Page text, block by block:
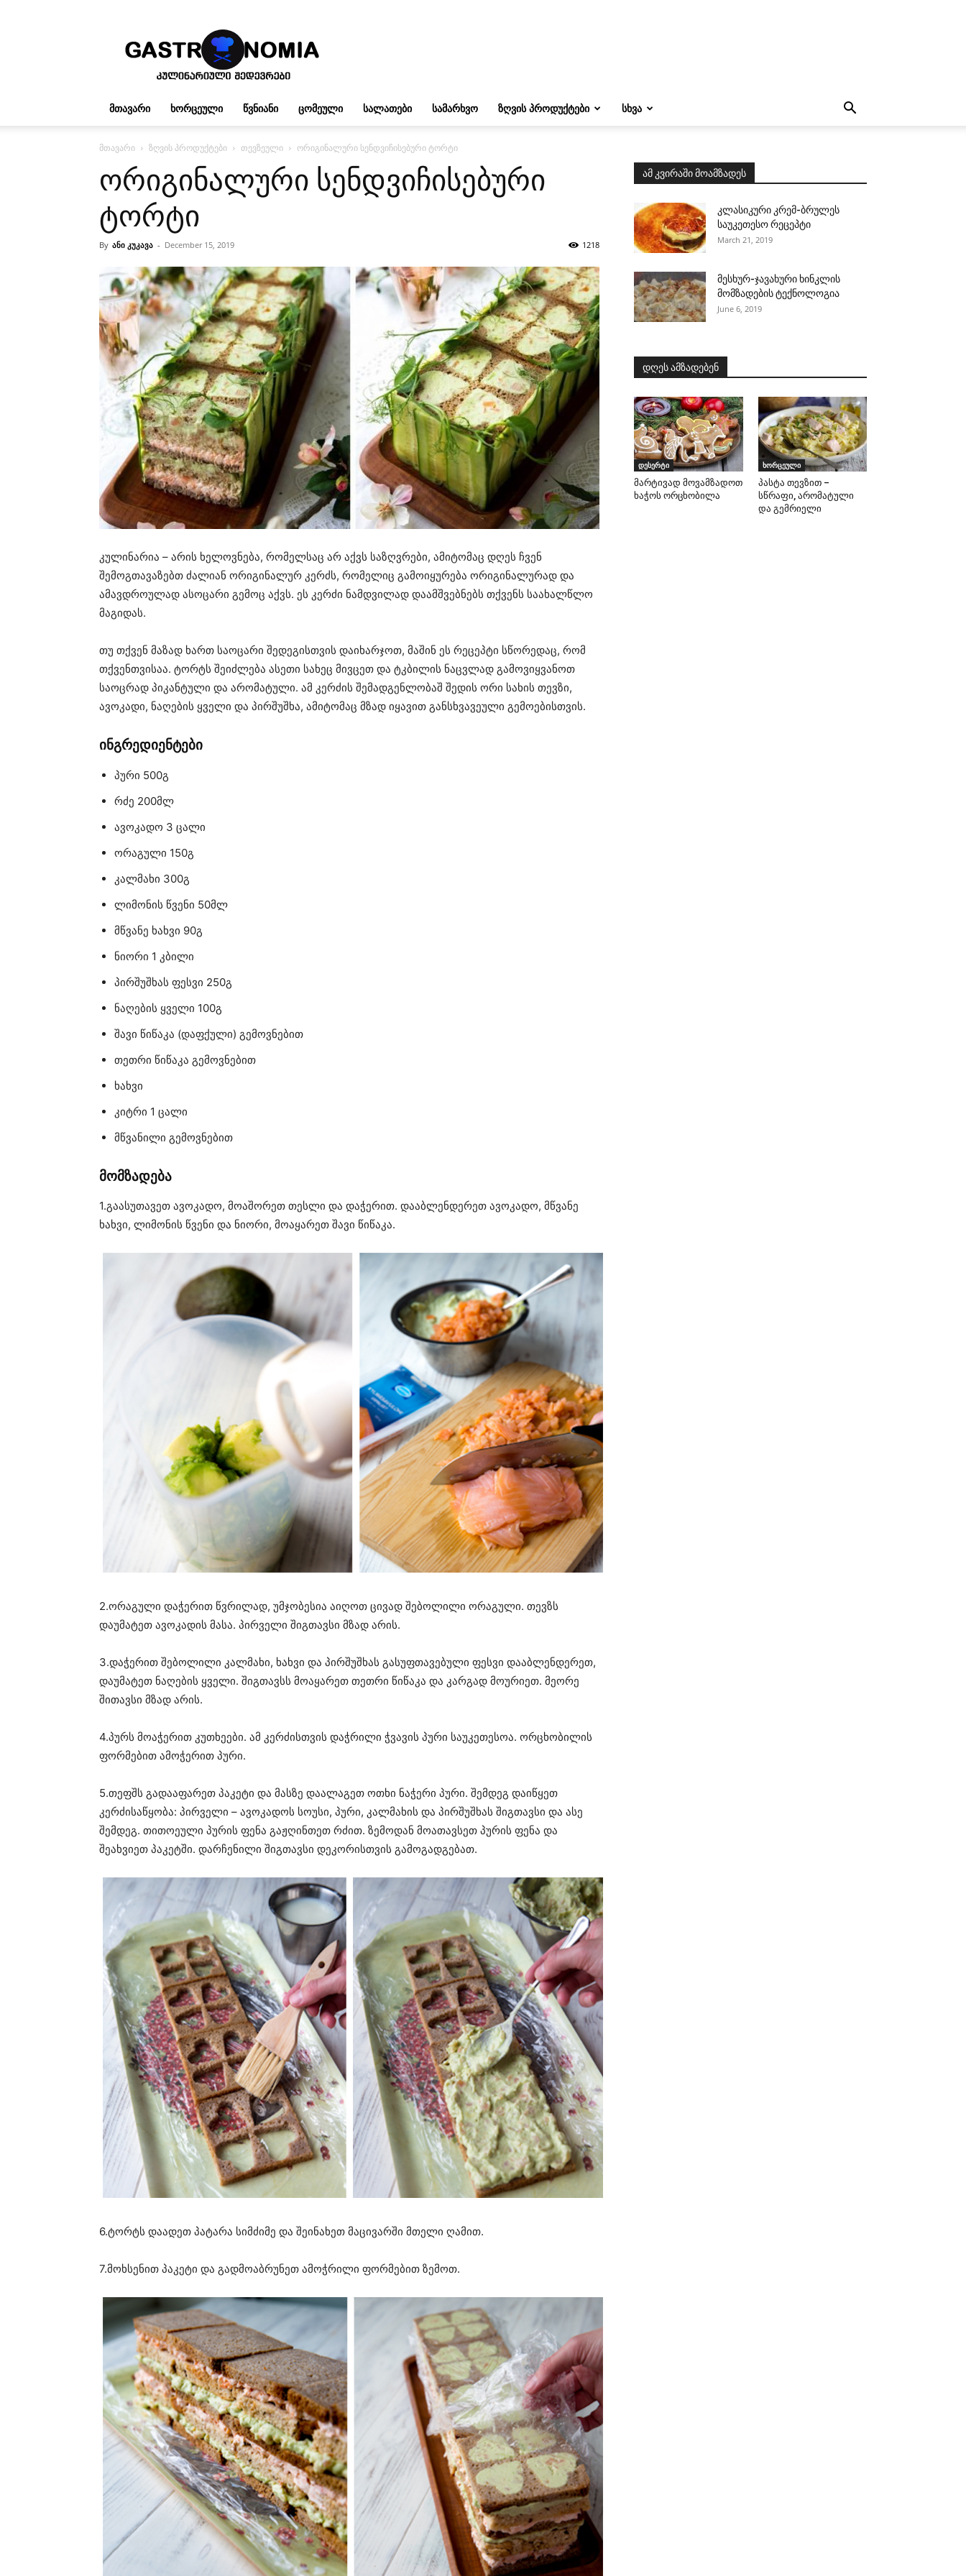
გასტრონომია
ᲛᲗᲐᲕᲐᲠᲘ ᲮᲝᲠᲪᲔᲣᲚᲘ ᲬᲕᲜᲘᲐᲜᲘ ᲪᲝᲛᲔᲣᲚᲘ ᲡᲐᲚᲐᲗᲔᲑᲘ ᲡᲐᲛᲐᲠᲮᲕᲝ ᲖᲦᲕᲘᲡ ᲞᲠᲝᲓᲣᲥᲢᲔᲑᲘ ᲡᲮᲕᲐ
მთავარი ზღვის პროდუქტები თევზეული ორიგინალური სენდვიჩისებური ტორტი
ორიგინალური სენდვიჩისებური
ტორტი
By ანი კუკავა - December 15, 2019 1218
კულინარია – არის ხელოვნება, რომელსაც არ აქვს საზღვრები, ამიტომაც დღეს ჩვენ
შემოგთავაზებთ ძალიან ორიგინალურ კერძს, რომელიც გამოიყურება ორიგინალურად და
ამავდროულად ასოცარი გემოც აქვს. ეს კერძი ნამდვილად დაამშვებნებს თქვენს საახალწლო
მაგიდას.
თუ თქვენ მაზად ხართ საოცარი შედეგისთვის დაიხარჯოთ, მაშინ ეს რეცეპტი სწორედაც, რომ
თქვენთვისაა. ტორტს შეიძლება ასეთი სახეც მივცეთ და ტკბილის ნაცვლად გამოვიყვანოთ
საოცრად პიკანტული და არომატული. ამ კერძის შემადგენლობაშ შედის ორი სახის თევზი,
ავოკადი, ნაღების ყველი და პირშუშხა, ამიტომაც მზად იყავით განსხვავეული გემოებისთვის.
ინგრედიენტები
პური 500გ
რძე 200მლ
ავოკადო 3 ცალი
ორაგული 150გ
კალმახი 300გ
ლიმონის წვენი 50მლ
მწვანე ხახვი 90გ
ნიორი 1 კბილი
პირშუშხას ფესვი 250გ
ნაღების ყველი 100გ
შავი წიწაკა (დაფქული) გემოვნებით
თეთრი წიწაკა გემოვნებით
ხახვი
კიტრი 1 ცალი
მწვანილი გემოვნებით
მომზადება
1.გაასუთავეთ ავოკადო, მოაშორეთ თესლი და დაჭერით. დააბლენდერეთ ავოკადო, მწვანე
ხახვი, ლიმონის წვენი და ნიორი, მოაყარეთ შავი წიწაკა.
2.ორაგული დაჭერით წვრილად, უმჯობესია აიღოთ ცივად შებოლილი ორაგული. თევზს
დაუმატეთ ავოკადის მასა. პირველი შიგთავსი მზად არის.
3.დაჭერით შებოლილი კალმახი, ხახვი და პირშუშხას გასუფთავებული ფესვი დააბლენდერეთ,
დაუმატეთ ნაღების ყველი. შიგთავსს მოაყარეთ თეთრი წიწაკა და კარგად მოურიეთ. მეორე
შითავსი მზად არის.
4.პურს მოაჭერით კუთხეები. ამ კერძისთვის დაჭრილი ჭვავის პური საუკეთესოა. ორცხობილის
ფორმებით ამოჭერით პური.
5.თეფშს გადააფარეთ პაკეტი და მასზე დაალაგეთ ოთხი ნაჭერი პური. შემდეგ დაიწყეთ
კერძისაწყობა: პირველი – ავოკადოს სოუსი, პური, კალმახის და პირშუშხას შიგთავსი და ასე
შემდეგ. თითოეული პურის ფენა გაჟღინთეთ რძით. ზემოდან მოათავსეთ პურის ფენა და
შეახვიეთ პაკეტში. დარჩენილი შიგთავსი დეკორისთვის გამოგადგებათ.
6.ტორტს დაადეთ პატარა სიმძიმე და შეინახეთ მაცივარში მთელი ღამით.
7.მოხსენით პაკეტი და გადმოაბრუნეთ ამოჭრილი ფორმებით ზემოთ.
ამ კვირაში მოამზადეს
კლასიკური კრემ-ბრულეს
საუკეთესო რეცეპტი
March 21, 2019
მესხურ-ჯავახური ხინკლის
მომზადების ტექნოლოგია
June 6, 2019
დღეს ამზადებენ
დესერტი
მარტივად მოვამზადოთ
ხაჭოს ორცხობილა
ხორცეული
პასტა თევზით –
სწრაფი, არომატული
და გემრიელი